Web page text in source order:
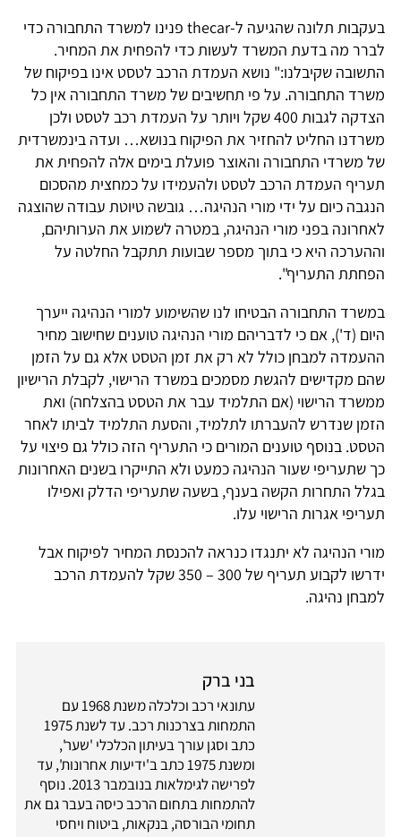
בעקבות תלונה שהגיעה ל-thecar פנינו למשרד התחבורה כדי
לברר מה בדעת המשרד לעשות כדי להפחית את המחיר.
התשובה שקיבלנו:" נושא העמדת הרכב לטסט אינו בפיקוח של
משרד התחבורה. על פי תחשיבים של משרד התחבורה אין כל
הצדקה לגבות 400 שקל ויותר על העמדת רכב לטסט ולכן
משרדנו החליט להחזיר את הפיקוח בנושא… ועדה בינמשרדית
של משרדי התחבורה והאוצר פועלת בימים אלה להפחית את
תעריף העמדת הרכב לטסט ולהעמידו על כמחצית מהסכום
הנגבה כיום על ידי מורי הנהיגה… גובשה טיוטת עבודה שהוצגה
לאחרונה בפני מורי הנהיגה, במטרה לשמוע את הערותיהם,
וההערכה היא כי בתוך מספר שבועות תתקבל החלטה על
הפחתת התעריף".
במשרד התחבורה הבטיחו לנו שהשימוע למורי הנהיגה ייערך
היום (ד'), אם כי לדבריהם מורי הנהיגה טוענים שחישוב מחיר
ההעמדה למבחן כולל לא רק את זמן הטסט אלא גם על הזמן
שהם מקדישים להגשת מסמכים במשרד הרישוי, לקבלת הרישיון
ממשרד הרישוי (אם התלמיד עבר את הטסט בהצלחה) ואת
הזמן שנדרש להעברתו לתלמיד, והסעת התלמיד לביתו לאחר
הטסט. בנוסף טוענים המורים כי התעריף הזה כולל גם פיצוי על
כך שתעריפי שעור הנהיגה כמעט ולא התייקרו בשנים האחרונות
בגלל התחרות הקשה בענף, בשעה שתעריפי הדלק ואפילו
תעריפי אגרות הרישוי עלו.
מורי הנהיגה לא יתנגדו כנראה להכנסת המחיר לפיקוח אבל
ידרשו לקבוע תעריף של 300 – 350 שקל להעמדת הרכב
למבחן נהיגה.
בני ברק
עתונאי רכב וכלכלה משנת 1968 עם
התמחות בצרכנות רכב. עד לשנת 1975
כתב וסגן עורך בעיתון הכלכלי 'שער',
ומשנת 1975 כתב ב'ידיעות אחרונות', עד
לפרישה לגימלאות בנובמבר 2013. נוסף
להתמחות בתחום הרכב כיסה בעבר גם את
תחומי הבורסה, בנקאות, ביטוח ויחסי